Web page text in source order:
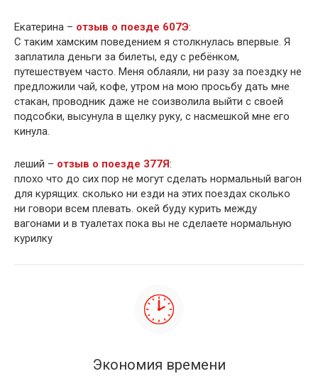
Екатерина – отзыв о поезде 607Э:
С таким хамским поведением я столкнулась впервые. Я
заплатила деньги за билеты, еду с ребёнком,
путешествуем часто. Меня облаяли, ни разу за поездку не
предложили чай, кофе, утром на мою просьбу дать мне
стакан, проводник даже не соизволила выйти с своей
подсобки, высунула в щелку руку, с насмешкой мне его
кинула.
леший – отзыв о поезде 377Я:
плохо что до сих пор не могут сделать нормальный вагон
для курящих. сколько ни езди на этих поездах сколько
ни говори всем плевать. окей буду курить между
вагонами и в туалетах пока вы не сделаете нормальную
курилку
Экономия времени